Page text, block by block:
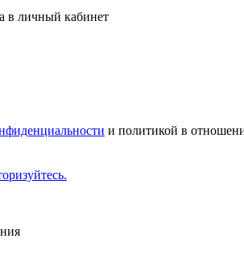
в личный кабинет
и политикой в